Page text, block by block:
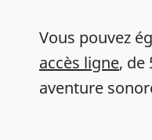
Vous pouvez
accès ligne, de
aventure